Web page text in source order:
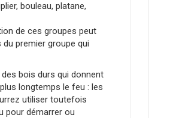
bouleau, platane,
de ces groupes peut
premier groupe qui
bois durs qui donnent
longtemps le feu : les
utiliser toutefois
pour démarrer ou